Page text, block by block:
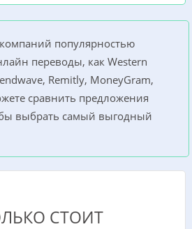
популярностью
переводы, как Western
Remitly, MoneyGram,
сравнить предложения
выбрать самый выгодный
СТОИТ